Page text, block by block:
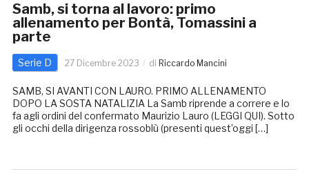
Samb, si torna al lavoro: primo
allenamento per Bontà, Tomassini a
parte
Serie D 27 Dicembre 2023 di Riccardo Mancini
SAMB, SI AVANTI CON LAURO. PRIMO ALLENAMENTO
DOPO LA SOSTA NATALIZIA La Samb riprende a correre e lo
fa agli ordini del confermato Maurizio Lauro (LEGGI QUI). Sotto
gli occhi della dirigenza rossoblù (presenti quest’oggi […]